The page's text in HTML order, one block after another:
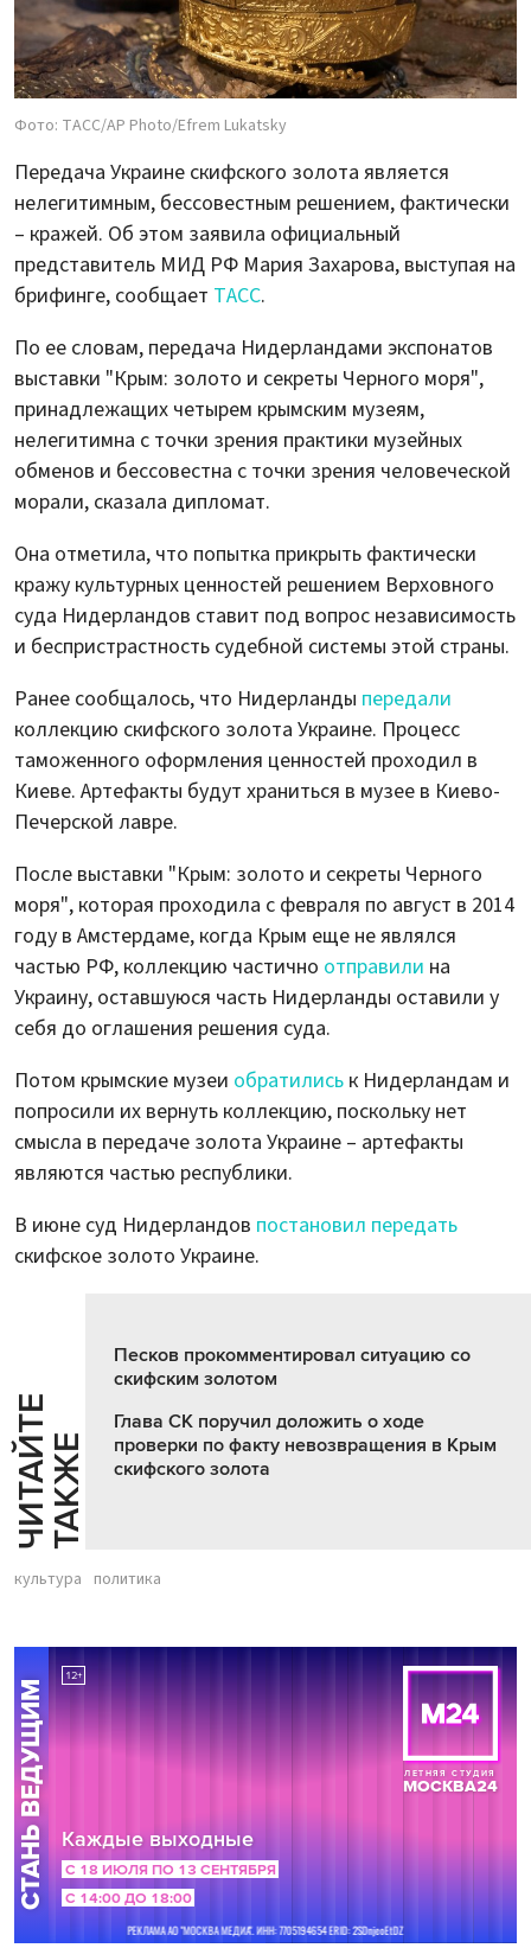
Фото: ТАСС/AP Photo/Efrem Lukatsky
Передача Украине скифского золота является
нелегитимным, бессовестным решением, фактически
– кражей. Об этом заявила официальный
представитель МИД РФ Мария Захарова, выступая на
брифинге, сообщает ТАСС.
По ее словам, передача Нидерландами экспонатов
выставки "Крым: золото и секреты Черного моря",
принадлежащих четырем крымским музеям,
нелегитимна с точки зрения практики музейных
обменов и бессовестна с точки зрения человеческой
морали, сказала дипломат.
Она отметила, что попытка прикрыть фактически
кражу культурных ценностей решением Верховного
суда Нидерландов ставит под вопрос независимость
и беспристрастность судебной системы этой страны.
Ранее сообщалось, что Нидерланды передали
коллекцию скифского золота Украине. Процесс
таможенного оформления ценностей проходил в
Киеве. Артефакты будут храниться в музее в Киево-
Печерской лавре.
После выставки "Крым: золото и секреты Черного
моря", которая проходила с февраля по август в 2014
году в Амстердаме, когда Крым еще не являлся
частью РФ, коллекцию частично отправили на
Украину, оставшуюся часть Нидерланды оставили у
себя до оглашения решения суда.
Потом крымские музеи обратились к Нидерландам и
попросили их вернуть коллекцию, поскольку нет
смысла в передаче золота Украине – артефакты
являются частью республики.
В июне суд Нидерландов постановил передать
скифское золото Украине.
Ч
И
Т
АЙ
Т
Е
Т
А
К
ЖЕ
Песков прокомментировал ситуацию со
скифским золотом
Глава СК поручил доложить о ходе
проверки по факту невозвращения в Крым
скифского золота
культура политика